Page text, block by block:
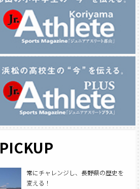
PICKUP
常にチャレンジし、長野県の歴史を
変える！